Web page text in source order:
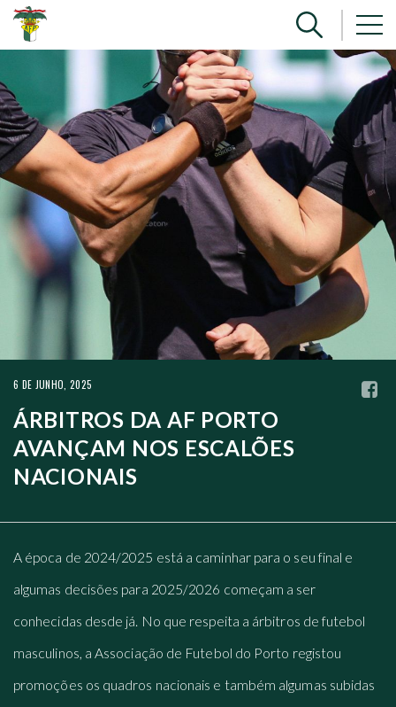
6 DE JUNHO, 2025
ÁRBITROS DA AF PORTO
AVANÇAM NOS ESCALÕES
NACIONAIS
A época de 2024/2025 está a caminhar para o seu final e
algumas decisões para 2025/2026 começam a ser
conhecidas desde já. No que respeita a árbitros de futebol
masculinos, a Associação de Futebol do Porto registou
promoções os quadros nacionais e também algumas subidas